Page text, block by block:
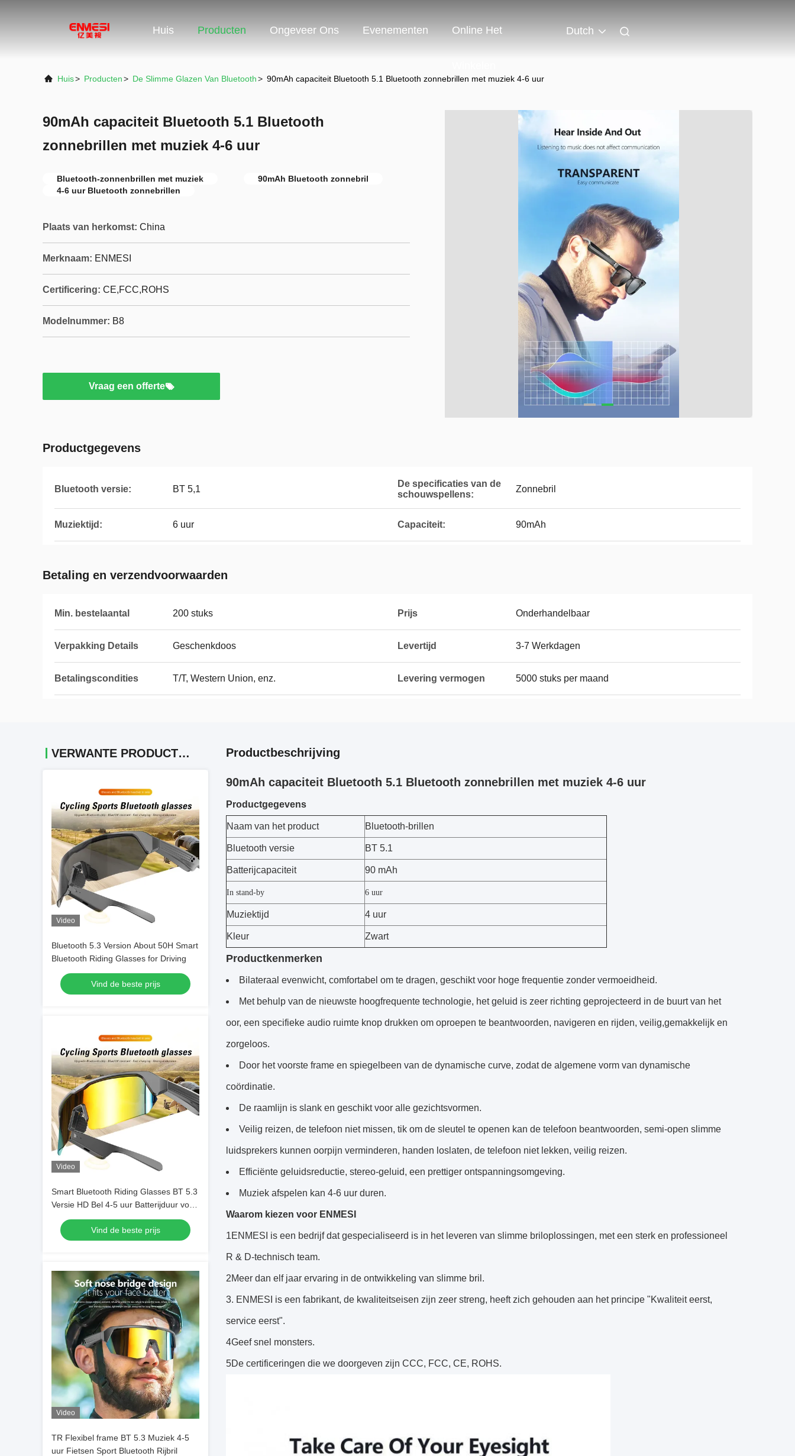
Huis Producten Ongeveer Ons Evenementen Online Het Dutch
Huis> Producten> De Slimme Glazen Van Bluetooth> 90mAh capaciteit Bluetooth 5.1 Bluetooth zonnebrillen met muziek 4-6 uur
90mAh capaciteit Bluetooth 5.1 Bluetooth
zonnebrillen met muziek 4-6 uur
Bluetooth-zonnenbrillen met muziek
90mAh Bluetooth zonnebril
4-6 uur Bluetooth zonnebrillen
Plaats van herkomst: China
Merknaam: ENMESI
Certificering: CE,FCC,ROHS
Modelnummer: B8
Vraag een offerte
Productgegevens
Bluetooth versie: BT 5,1
De specificaties van de
schouwspellens:
Zonnebril
Muziektijd: 6 uur Capaciteit: 90mAh
Betaling en verzendvoorwaarden
Min. bestelaantal 200 stuks Prijs Onderhandelbaar
Verpakking Details Geschenkdoos Levertijd 3-7 Werkdagen
Betalingscondities T/T, Western Union, enz. Levering vermogen 5000 stuks per maand
VERWANTE PRODUCTEN
Video
Bluetooth 5.3 Version About 50H Smart
Bluetooth Riding Glasses for Driving
Vind de beste prijs
Video
Smart Bluetooth Riding Glasses BT 5.3
Versie HD Bel 4-5 uur Batterijduur voor
games/fietsen/rijden/rennen/vissen
Vind de beste prijs
Video
TR Flexibel frame BT 5.3 Muziek 4-5
uur Fietsen Sport Bluetooth Rijbril
Productbeschrijving
90mAh capaciteit Bluetooth 5.1 Bluetooth zonnebrillen met muziek 4-6 uur
Productgegevens
Naam van het product Bluetooth-brillen
Bluetooth versie BT 5.1
Batterijcapaciteit 90 mAh
In stand-by 6 uur
Muziektijd 4 uur
Kleur Zwart
Productkenmerken
Bilateraal evenwicht, comfortabel om te dragen, geschikt voor hoge frequentie zonder vermoeidheid.
Met behulp van de nieuwste hoogfrequente technologie, het geluid is zeer richting geprojecteerd in de buurt van het
oor, een specifieke audio ruimte knop drukken om oproepen te beantwoorden, navigeren en rijden, veilig,gemakkelijk en
zorgeloos.
Door het voorste frame en spiegelbeen van de dynamische curve, zodat de algemene vorm van dynamische
coördinatie.
De raamlijn is slank en geschikt voor alle gezichtsvormen.
Veilig reizen, de telefoon niet missen, tik om de sleutel te openen kan de telefoon beantwoorden, semi-open slimme
luidsprekers kunnen oorpijn verminderen, handen loslaten, de telefoon niet lekken, veilig reizen.
Efficiënte geluidsreductie, stereo-geluid, een prettiger ontspanningsomgeving.
Muziek afspelen kan 4-6 uur duren.
Waarom kiezen voor ENMESI
1ENMESI is een bedrijf dat gespecialiseerd is in het leveren van slimme briloplossingen, met een sterk en professioneel
R & D-technisch team.
2Meer dan elf jaar ervaring in de ontwikkeling van slimme bril.
3. ENMESI is een fabrikant, de kwaliteitseisen zijn zeer streng, heeft zich gehouden aan het principe "Kwaliteit eerst,
service eerst".
4Geef snel monsters.
5De certificeringen die we doorgeven zijn CCC, FCC, CE, ROHS.